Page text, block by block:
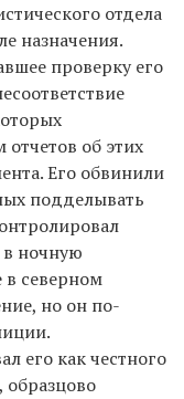
отдела
назначения.
проверку его
об этих
Его обвинили
подделывать
в ночную
в северном
но он по-
его как честного
образцово